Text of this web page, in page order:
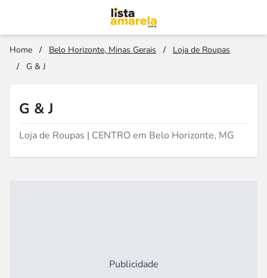
Home / Belo Horizonte, Minas Gerais /
Loja de Roupas
/
G & J
G & J
Loja de Roupas | CENTRO em Belo Horizonte, MG
Publicidade